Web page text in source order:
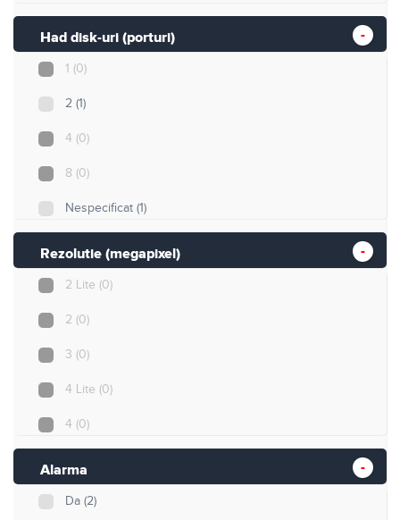
Had disk-uri (porturi)
1 (0)
2 (1)
4 (0)
8 (0)
Nespecificat (1)
Rezolutie (megapixel)
2 Lite (0)
2 (0)
3 (0)
4 Lite (0)
4 (0)
5 Lite
Alarma
Da (2)